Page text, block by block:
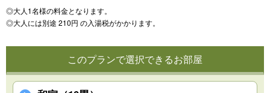
◎大人1名様の料金となります。
◎大人には別途 210円 の入湯税がかかります。
このプランで選択できるお部屋